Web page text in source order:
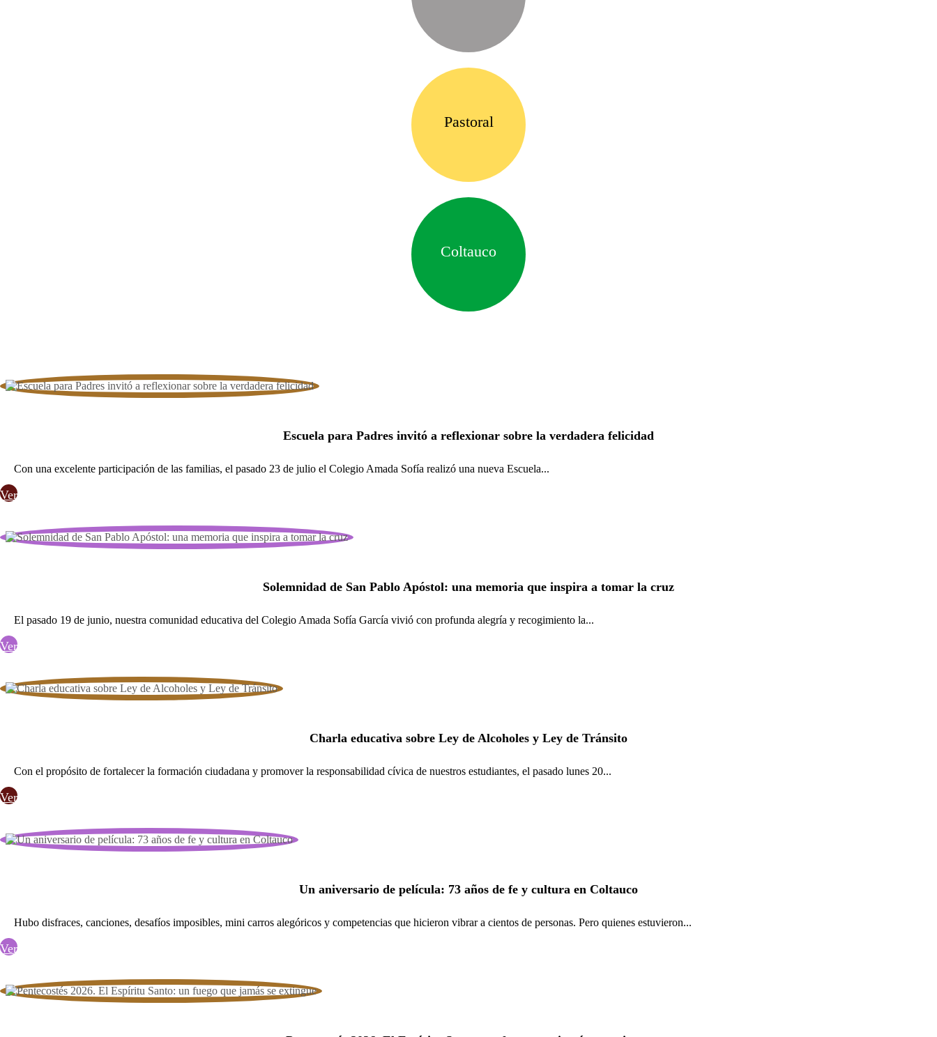
Pastoral
Coltauco
Escuela para Padres invitó a reflexionar sobre la verdadera felicidad
Con una excelente participación de las familias, el pasado 23 de julio el Colegio Amada Sofía realizó una nueva Escuela...
Ver
Solemnidad de San Pablo Apóstol: una memoria que inspira a tomar la cruz
El pasado 19 de junio, nuestra comunidad educativa del Colegio Amada Sofía García vivió con profunda alegría y recogimiento la...
Ver
Charla educativa sobre Ley de Alcoholes y Ley de Tránsito
Con el propósito de fortalecer la formación ciudadana y promover la responsabilidad cívica de nuestros estudiantes, el pasado lunes 20...
Ver
Un aniversario de película: 73 años de fe y cultura en Coltauco
Hubo disfraces, canciones, desafíos imposibles, mini carros alegóricos y competencias que hicieron vibrar a cientos de personas. Pero quienes estuvieron...
Ver